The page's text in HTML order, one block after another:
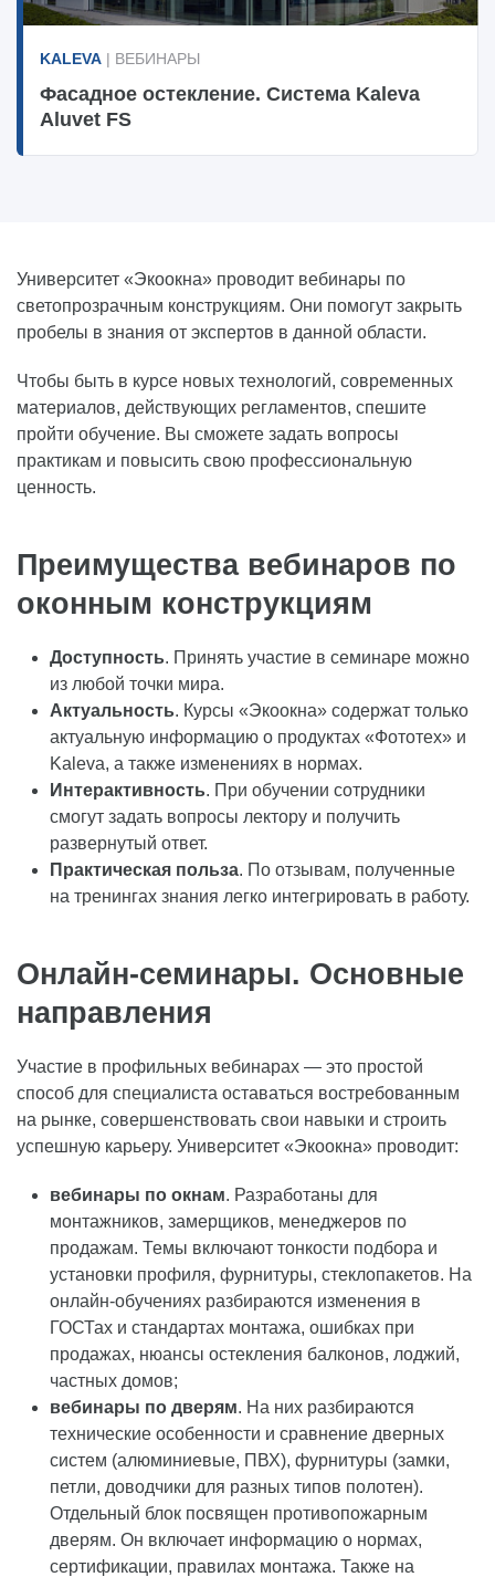
KALEVA | ВЕБИНАРЫ
Фасадное остекление. Система Kaleva
Aluvet FS
Университет «Экоокна» проводит вебинары по
светопрозрачным конструкциям. Они помогут закрыть
пробелы в знания от экспертов в данной области.
Чтобы быть в курсе новых технологий, современных
материалов, действующих регламентов, спешите
пройти обучение. Вы сможете задать вопросы
практикам и повысить свою профессиональную
ценность.
Преимущества вебинаров по
оконным конструкциям
Доступность. Принять участие в семинаре можно
из любой точки мира.
Актуальность. Курсы «Экоокна» содержат только
актуальную информацию о продуктах «Фототех» и
Kaleva, а также изменениях в нормах.
Интерактивность. При обучении сотрудники
смогут задать вопросы лектору и получить
развернутый ответ.
Практическая польза. По отзывам, полученные
на тренингах знания легко интегрировать в работу.
Онлайн-семинары. Основные
направления
Участие в профильных вебинарах — это простой
способ для специалиста оставаться востребованным
на рынке, совершенствовать свои навыки и строить
успешную карьеру. Университет «Экоокна» проводит:
вебинары по окнам. Разработаны для
монтажников, замерщиков, менеджеров по
продажам. Темы включают тонкости подбора и
установки профиля, фурнитуры, стеклопакетов. На
онлайн-обучениях разбираются изменения в
ГОСТах и стандартах монтажа, ошибках при
продажах, нюансы остекления балконов, лоджий,
частных домов;
вебинары по дверям. На них разбираются
технические особенности и сравнение дверных
систем (алюминиевые, ПВХ), фурнитуры (замки,
петли, доводчики для разных типов полотен).
Отдельный блок посвящен противопожарным
дверям. Он включает информацию о нормах,
сертификации, правилах монтажа. Также на